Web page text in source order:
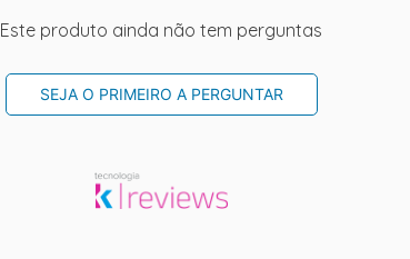
Este produto ainda não tem perguntas
SEJA O PRIMEIRO A PERGUNTAR